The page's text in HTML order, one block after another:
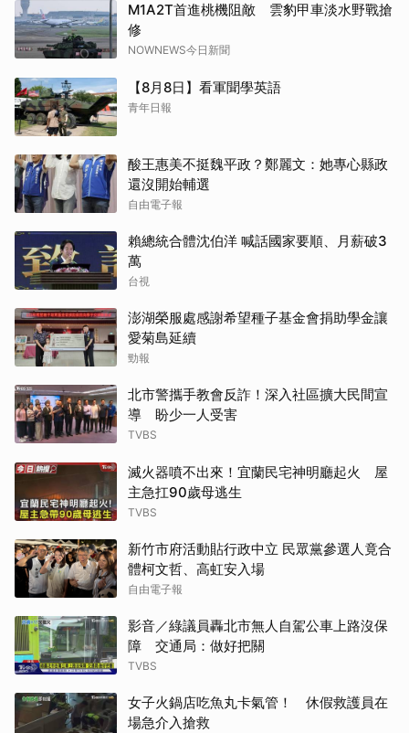
M1A2T首進桃機阻敵 雲豹甲車淡水野戰搶
修
NOWNEWS今日新聞
【8月8日】看軍聞學英語
青年日報
酸王惠美不挺魏平政？鄭麗文：她專心縣政
還沒開始輔選
自由電子報
賴總統合體沈伯洋 喊話國家要順、月薪破3
萬
台視
澎湖榮服處感謝希望種子基金會捐助學金讓
愛菊島延續
勁報
北市警攜手教會反詐！深入社區擴大民間宣
導 盼少一人受害
TVBS
滅火器噴不出來！宜蘭民宅神明廳起火 屋
主急扛90歲母逃生
TVBS
新竹市府活動貼行政中立 民眾黨參選人竟合
體柯文哲、高虹安入場
自由電子報
影音／綠議員轟北市無人自駕公車上路沒保
障 交通局：做好把關
TVBS
女子火鍋店吃魚丸卡氣管！ 休假救護員在
場急介入搶救